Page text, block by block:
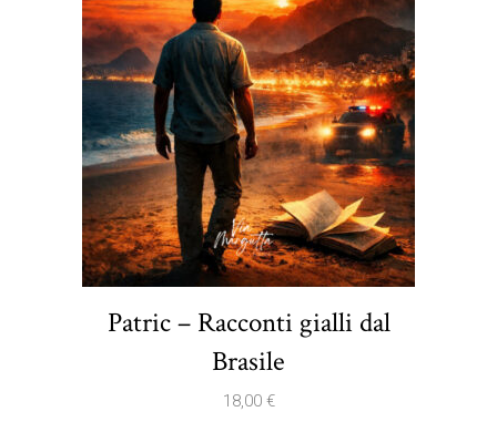
Patric – Racconti gialli dal
Brasile
18,00 €